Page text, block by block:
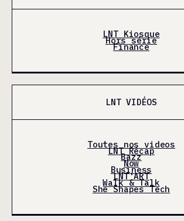
LNT Kiosque
Hors série
Finance
LNT VIDÉOS
Toutes nos videos
LNT Récap
Bazz
Now
Business
LNT'ART
Walk & Talk
She Shapes Tech